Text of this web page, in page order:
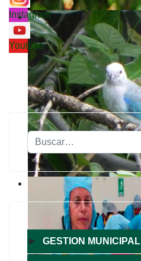
Instagram
Youtube
Buscar
► GESTION MUNICIPAL